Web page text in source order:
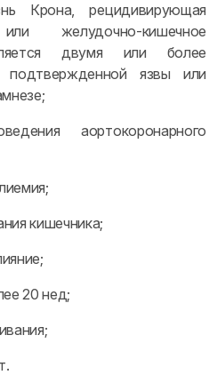
Крона, рецидивирующая
желудочно-кишечное
двумя или более
подтвержденной язвы или
аортокоронарного
кишечника;
20 нед;